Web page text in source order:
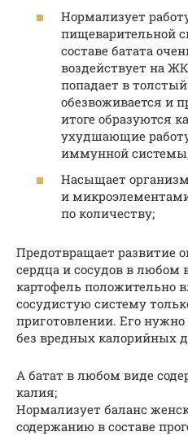
Нормализует
пищеварительной
составе батата
воздействует на
попадает в
обезвоживается и
итоге образуются
ухудшающие
иммунной
Насыщает
и
по количеству;
Предотвращает развитие
сердца и сосудов в
картофель положительно
сосудистую систему
приготовлении. Его
без вредных калорийных
А батат в любом виде
калия;
Нормализует баланс
содержанию в составе